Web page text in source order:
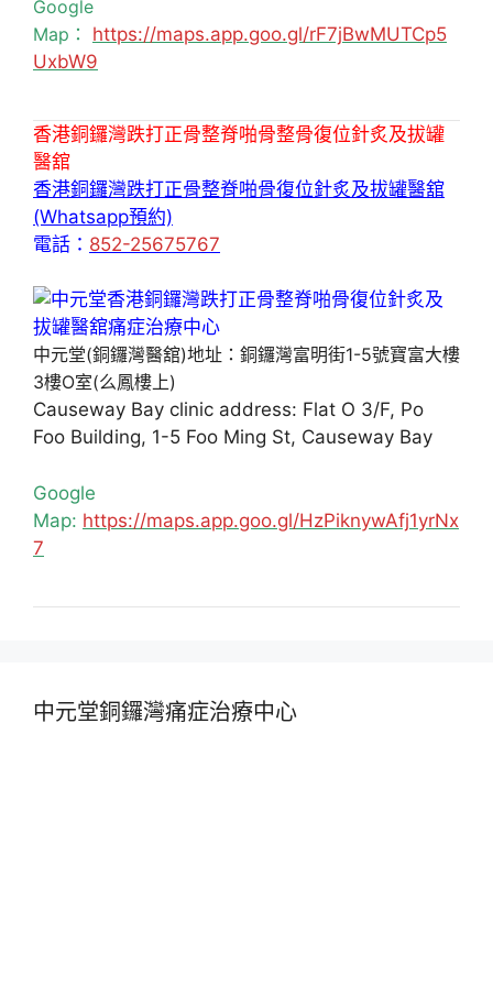
Google
Map： https://maps.app.goo.gl/rF7jBwMUTCp5
UxbW9
香港銅鑼灣跌打正骨整脊啪骨整骨復位針炙及拔罐
醫舘
香港銅鑼灣跌打正骨整脊啪骨復位針炙及拔罐醫舘
(Whatsapp預約)
電話： 852-25675767
中元堂(銅鑼灣醫舘)地址：銅鑼灣富明街1-5號寶富大樓
3樓O室(么鳳樓上)
Causeway Bay clinic address: Flat O 3/F, Po
Foo Building, 1-5 Foo Ming St, Causeway Bay
Google
Map: https://maps.app.goo.gl/HzPiknywAfj1yrNx
7
中元堂銅鑼灣痛症治療中心